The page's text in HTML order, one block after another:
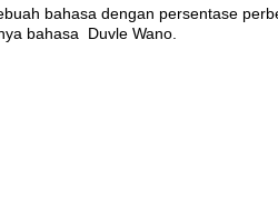
bahasa dengan persentase
bahasa Duvle Wano.